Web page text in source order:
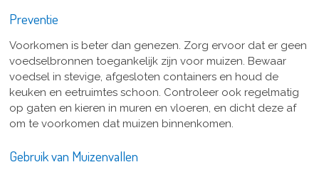
Preventie
Voorkomen is beter dan genezen. Zorg ervoor dat er geen
voedselbronnen toegankelijk zijn voor muizen. Bewaar
voedsel in stevige, afgesloten containers en houd de
keuken en eetruimtes schoon. Controleer ook regelmatig
op gaten en kieren in muren en vloeren, en dicht deze af
om te voorkomen dat muizen binnenkomen.
Gebruik van Muizenvallen